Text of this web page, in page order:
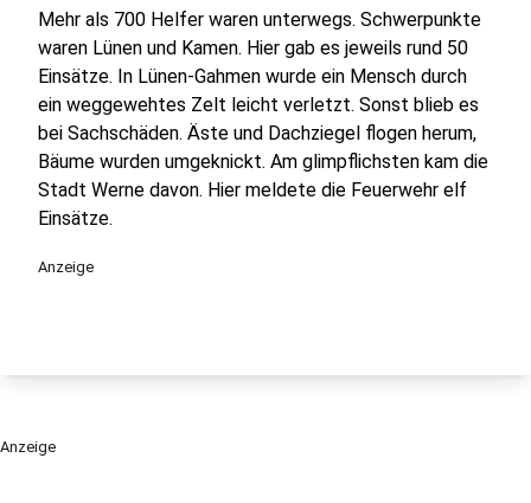
Mehr als 700 Helfer waren unterwegs. Schwerpunkte
waren Lünen und Kamen. Hier gab es jeweils rund 50
Einsätze. In Lünen-Gahmen wurde ein Mensch durch
ein weggewehtes Zelt leicht verletzt. Sonst blieb es
bei Sachschäden. Äste und Dachziegel flogen herum,
Bäume wurden umgeknickt. Am glimpflichsten kam die
Stadt Werne davon. Hier meldete die Feuerwehr elf
Einsätze.
Anzeige
Anzeige